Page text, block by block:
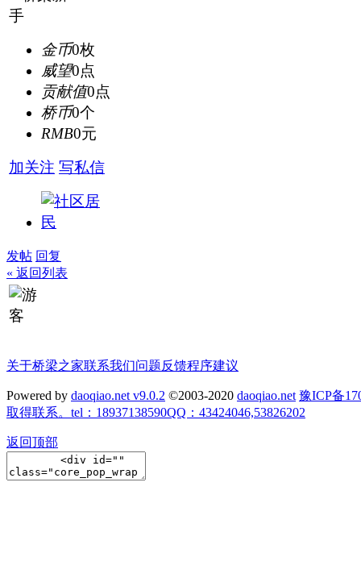
金币0枚
威望0点
贡献值0点
桥币0个
RMB0元
加关注 写私信
发帖 回复
« 返回列表
关于桥梁之家联系我们问题反馈程序建议
Powered by daoqiao.net v9.0.2 ©2003-2020 daoqiao.net 豫ICP备
取得联系。tel：18937138590QQ：43424046,53826202
返回顶部